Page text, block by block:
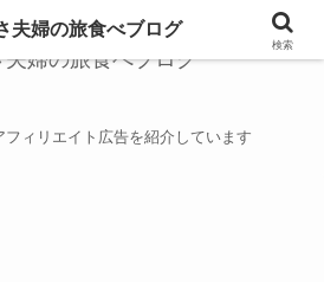
夫婦の旅食べブログ
ィリエイト広告を紹介しています
夫婦の旅食べブログ
検索